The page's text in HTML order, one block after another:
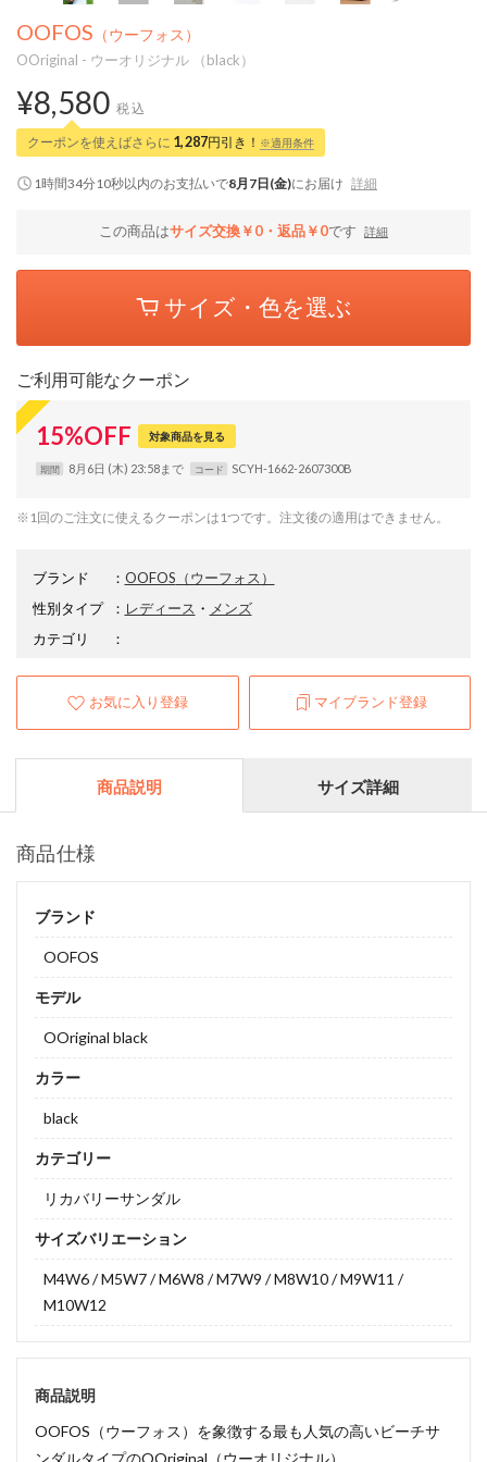
OOFOS （ウーフォス）
OOriginal - ウーオリジナル （black）
¥8,580 税込
クーポンを使えばさらに 1,287円引き！ ※適用条件
1時間34分09秒以内のお支払いで8月7日(金)にお届け 詳細
この商品はサイズ交換￥0・返品￥0です 詳細
サイズ・色を選ぶ
ご利用可能なクーポン
15%OFF 対象商品を見る
期間 8月6日 (木) 23:58まで コード SCYH-1662-2607300B
※1回のご注文に使えるクーポンは1つです。注文後の適用はできません。
ブランド ： OOFOS （ウーフォス）
性別タイプ
： レディース ・ メンズ
カテゴリ
：
お気に入り登録 マイブランド登録
商品説明 サイズ詳細
商品仕様
ブランド
OOFOS
モデル
OOriginal black
カラー
black
カテゴリー
リカバリーサンダル
サイズバリエーション
M4W6 / M5W7 / M6W8 / M7W9 / M8W10 / M9W11 /
M10W12
商品説明
OOFOS（ウーフォス）を象徴する最も人気の高いビーチサ
ンダルタイプのOOriginal（ウーオリジナル）